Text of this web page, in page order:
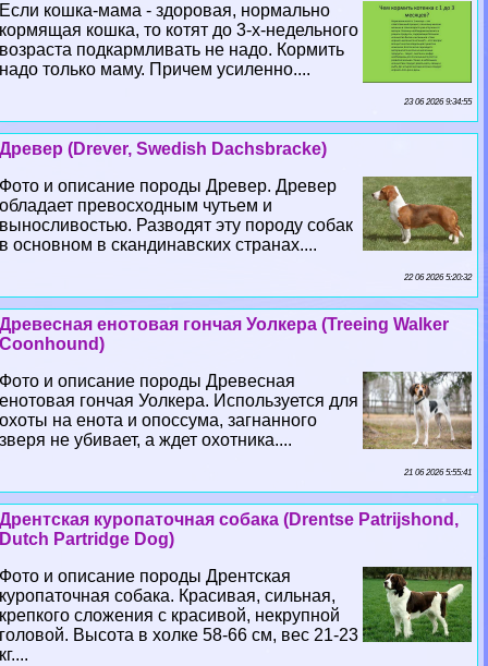
Если кошка-мама - здоровая, нормально
кормящая кошка, то котят до 3-х-недельного
возраста подкармливать не надо. Кормить
надо только маму. Причем усиленно....
23 06 2026 9:34:55
Древер (Drever, Swedish Dachsbracke)
Фото и описание породы Древер. Древер
обладает превосходным чутьем и
выносливостью. Разводят эту породу собак
в основном в скандинавских странах....
22 06 2026 5:20:32
Древесная енотовая гончая Уолкера (Treeing Walker
Coonhound)
Фото и описание породы Древесная
енотовая гончая Уолкера. Используется для
охоты на енота и опоссума, загнанного
зверя не убивает, а ждет охотника....
21 06 2026 5:55:41
Дрентская куропаточная собака (Drentse Patrijshond,
Dutch Partridge Dog)
Фото и описание породы Дрентская
куропаточная собака. Красивая, сильная,
крепкого сложения с красивой, некрупной
головой. Высота в холке 58-66 см, вес 21-23
кг....